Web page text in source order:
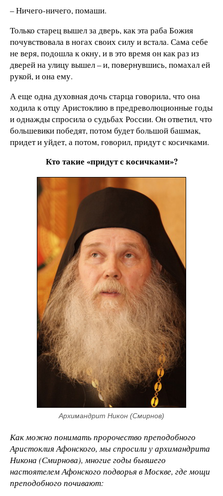
– Ничего-ничего, помаши.
Только старец вышел за дверь, как эта раба Божия
почувствовала в ногах своих силу и встала. Сама себе
не веря, подошла к окну, и в это время он как раз из
дверей на улицу вышел – и, повернувшись, помахал ей
рукой, и она ему.
А еще одна духовная дочь старца говорила, что она
ходила к отцу Аристоклию в предреволюционные годы
и однажды спросила о судьбах России. Он ответил, что
большевики победят, потом будет большой башмак,
придет и уйдет, а потом, говорил, придут с косичками.
Кто такие «придут с косичками»?
Архимандрит Никон (Смирнов)
Как можно понимать пророчество преподобного
Аристоклия Афонского, мы спросили у архимандрита
Никона (Смирнова), многие годы бывшего
настоятелем Афонского подворья в Москве, где мощи
преподобного почивают: